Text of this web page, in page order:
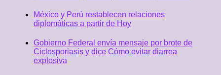
México y Perú restablecen relaciones
diplomáticas a partir de Hoy
Gobierno Federal envía mensaje por brote de
Ciclosporiasis y dice Cómo evitar diarrea
explosiva